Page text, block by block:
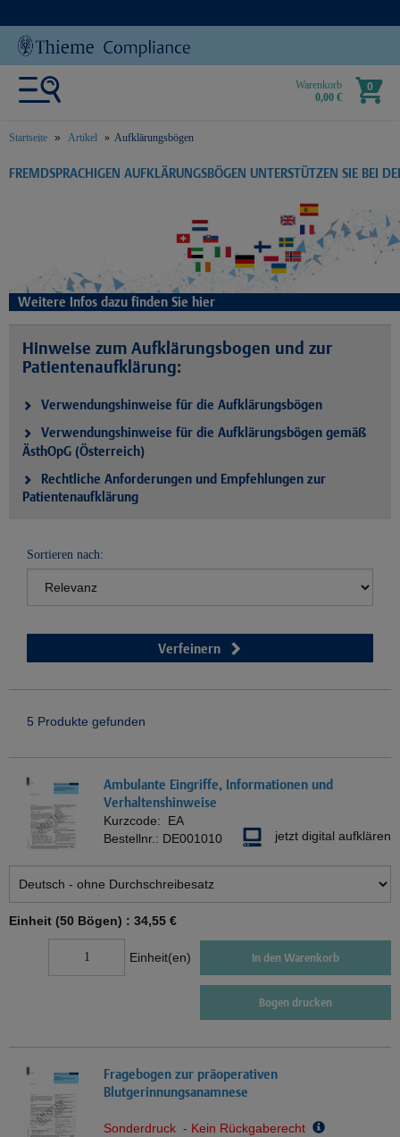
Warenkorb
0,00 €
0
Startseite Artikel Aufklärungsbögen
text.skipToContent
text.skipToNavigation
FREMDSPRACHIGEN AUFKLÄRUNGSBÖGEN UNTERSTÜTZEN SIE BEI
Weitere Infos dazu finden Sie hier
Hinweise zum Aufklärungsbogen und zur
Patientenaufklärung:
Verwendungshinweise für die Aufklärungsbögen
Verwendungshinweise für die Aufklärungsbögen gemäß
ÄsthOpG (Österreich)
Rechtliche Anforderungen und Empfehlungen zur
Patientenaufklärung
Sortieren nach:
Verfeinern
5 Produkte gefunden
Ambulante Eingriffe, Informationen und
Verhaltenshinweise
Kurzcode: EA
Bestellnr.: DE001010 jetzt digital aufklären
Einheit (50 Bögen) : 34,55 €
Einheit(en) In den Warenkorb
Bogen drucken
Fragebogen zur präoperativen
Blutgerinnungsanamnese
Sonderdruck - Kein Rückgaberecht